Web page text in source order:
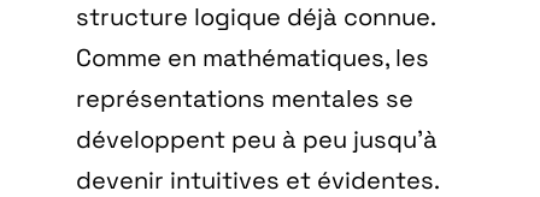
structure logique déjà connue.
Comme en mathématiques, les
représentations mentales se
développent peu à peu jusqu’à
devenir intuitives et évidentes.